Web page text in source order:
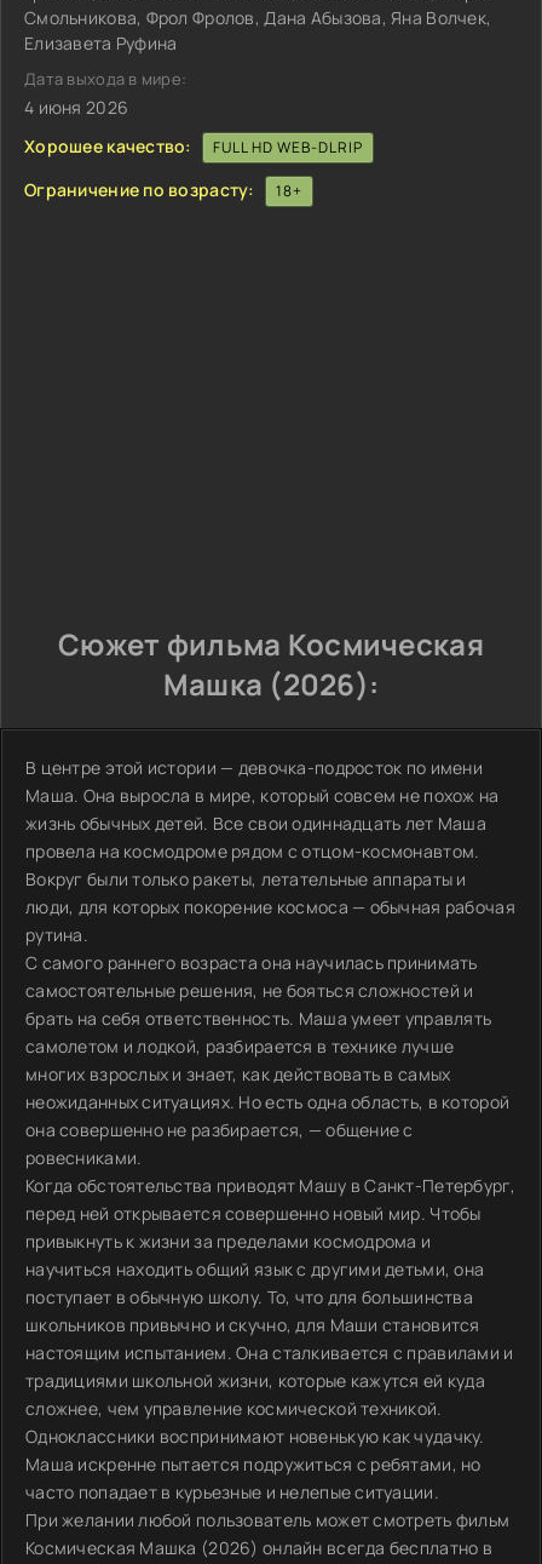
Смольникова, Фрол Фролов, Дана Абызова, Яна Волчек,
Елизавета Руфина
Дата выхода в мире:
4 июня 2026
Хорошее качество:
FULL HD WEB-DLRIP
Ограничение по возрасту: 18+
Сюжет фильма Космическая
Машка (2026):
В центре этой истории — девочка-подросток по имени
Маша. Она выросла в мире, который совсем не похож на
жизнь обычных детей. Все свои одиннадцать лет Маша
провела на космодроме рядом с отцом-космонавтом.
Вокруг были только ракеты, летательные аппараты и
люди, для которых покорение космоса — обычная рабочая
рутина.
С самого раннего возраста она научилась принимать
самостоятельные решения, не бояться сложностей и
брать на себя ответственность. Маша умеет управлять
самолетом и лодкой, разбирается в технике лучше
многих взрослых и знает, как действовать в самых
неожиданных ситуациях. Но есть одна область, в которой
она совершенно не разбирается, — общение с
ровесниками.
Когда обстоятельства приводят Машу в Санкт-Петербург,
перед ней открывается совершенно новый мир. Чтобы
привыкнуть к жизни за пределами космодрома и
научиться находить общий язык с другими детьми, она
поступает в обычную школу. То, что для большинства
школьников привычно и скучно, для Маши становится
настоящим испытанием. Она сталкивается с правилами и
традициями школьной жизни, которые кажутся ей куда
сложнее, чем управление космической техникой.
Одноклассники воспринимают новенькую как чудачку.
Маша искренне пытается подружиться с ребятами, но
часто попадает в курьезные и нелепые ситуации.
При желании любой пользователь может смотреть фильм
Космическая Машка (2026) онлайн всегда бесплатно в